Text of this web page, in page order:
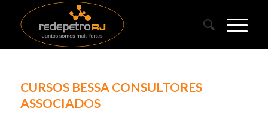
CURSOS BESSA CONSULTORES
ASSOCIADOS